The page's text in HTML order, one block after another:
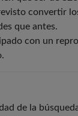
convertir
que antes.
con un
de la